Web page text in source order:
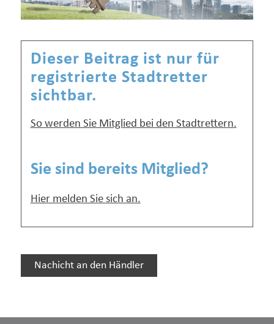
Dieser Beitrag ist nur für
registrierte Stadtretter
sichtbar.
So werden Sie Mitglied bei den Stadtrettern.
Sie sind bereits Mitglied?
Hier melden Sie sich an.
Nachicht an den Händler